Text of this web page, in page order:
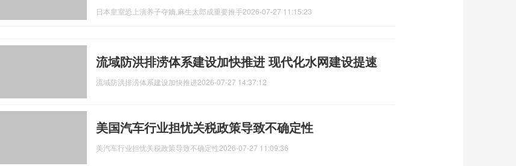
日本皇室恐上演养子夺嫡,麻生太郎成重要推手2026-07-27 11:15:23
流域防洪排涝体系建设加快推进 现代化水网建设提速
流域防洪排涝体系建设加快推进2026-07-27 14:37:12
美国汽车行业担忧关税政策导致不确定性
美汽车行业担忧关税政策导致不确定性2026-07-27 11:09:36